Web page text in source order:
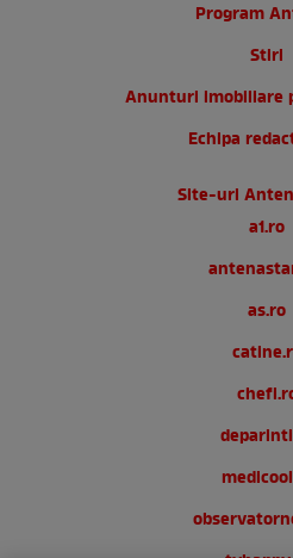
Program
Stiri
Anunturi imobiliare
Echipa
Site-uri
a1.ro
as.ro